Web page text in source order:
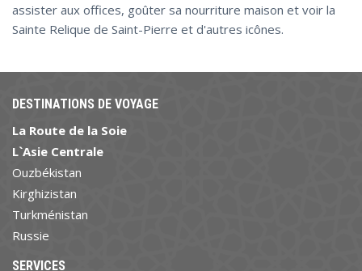
assister aux offices, goûter sa nourriture maison et voir la
Sainte Relique de Saint-Pierre et d'autres icônes.
DESTINATIONS DE VOYAGE
La Route de la Soie
L`Asie Centrale
Ouzbékistan
Kirghizistan
Turkménistan
Russie
SERVICES